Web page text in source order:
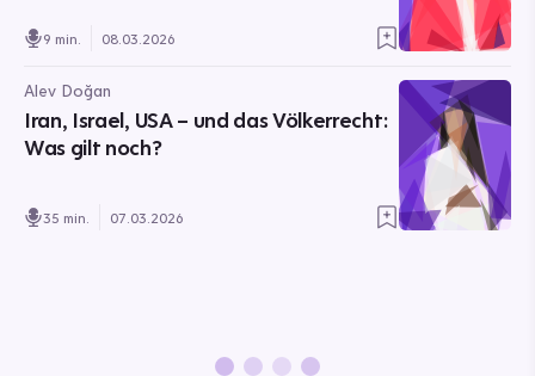
9 min. 08.03.2026
Alev Doğan
Iran, Israel, USA – und das Völkerrecht:
Was gilt noch?
35 min. 07.03.2026